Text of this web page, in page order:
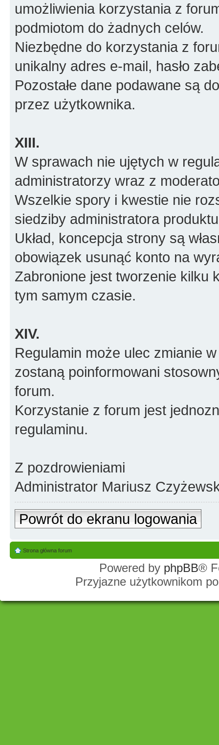
umożliwienia korzystania z
podmiotom do żadnych celów.
Niezbędne do korzystania z
unikalny adres e-mail, hasło
Pozostałe dane podawane są
przez użytkownika.
XIII.
W sprawach nie ujętych w
administratorzy wraz z
Wszelkie spory i kwestie nie
siedziby administratora
Układ, koncepcja strony są
obowiązek usunąć konto na
Zabronione jest tworzenie kilku
tym samym czasie.
XIV.
Regulamin może ulec zmianie
zostaną poinformowani
forum.
Korzystanie z forum jest
regulaminu.
Z pozdrowieniami
Administrator Mariusz
Powrót do ekranu logowania
Strona główna forum
Powered by phpBB®
Przyjazne użytkownikom